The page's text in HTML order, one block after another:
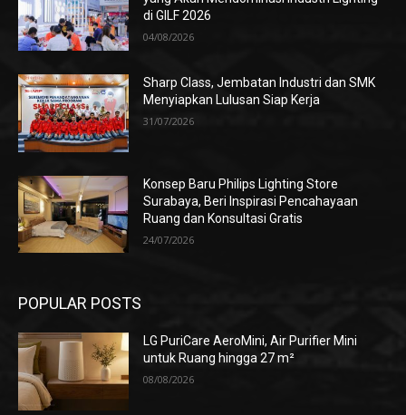
di GILF 2026
04/08/2026
Sharp Class, Jembatan Industri dan SMK
Menyiapkan Lulusan Siap Kerja
31/07/2026
Konsep Baru Philips Lighting Store
Surabaya, Beri Inspirasi Pencahayaan
Ruang dan Konsultasi Gratis
24/07/2026
POPULAR POSTS
LG PuriCare AeroMini, Air Purifier Mini
untuk Ruang hingga 27 m²
08/08/2026